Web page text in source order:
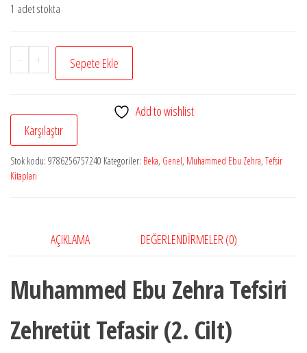
1 adet stokta
-
Muhammed
Ebu
Tefsiri
Zehretüt
Tefasir
(2.
+ Sepete Ekle
Add to wishlist
Karşılaştır
Stok kodu: 9786256757240 Kategoriler: Beka, Genel, Muhammed Ebu Zehra, Tefsir
Kitapları
AÇIKLAMA DEĞERLENDIRMELER (0)
Muhammed Ebu Zehra Tefsiri
Zehretüt Tefasir (2. Cilt)